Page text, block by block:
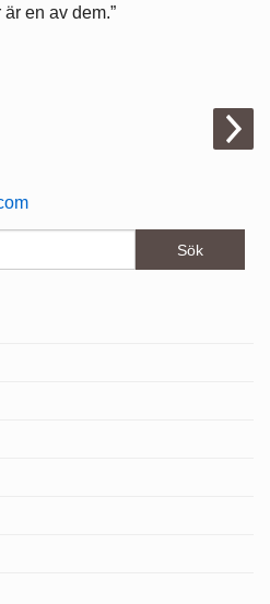
en av dem.”